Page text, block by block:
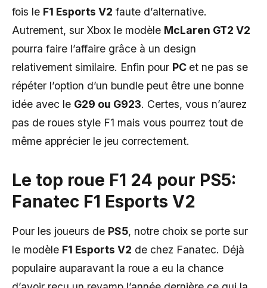
fois le F1 Esports V2 faute d’alternative.
Autrement, sur Xbox le modèle McLaren GT2 V2
pourra faire l’affaire grâce à un design
relativement similaire. Enfin pour PC et ne pas se
répéter l’option d’un bundle peut être une bonne
idée avec le G29 ou G923. Certes, vous n’aurez
pas de roues style F1 mais vous pourrez tout de
même apprécier le jeu correctement.
Le top roue F1 24 pour PS5:
Fanatec F1 Esports V2
Pour les joueurs de PS5, notre choix se porte sur
le modèle F1 Esports V2 de chez Fanatec. Déjà
populaire auparavant la roue a eu la chance